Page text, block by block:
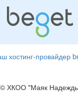
хостинг-провайдер
© ХКОО "Маяк